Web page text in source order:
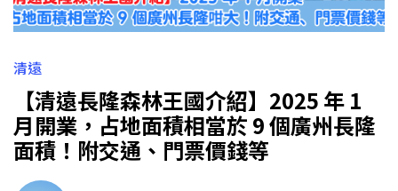
清遠
【清遠長隆森林王國介紹】2025 年 1
月開業，占地面積相當於 9 個廣州長隆
面積！附交通、門票價錢等